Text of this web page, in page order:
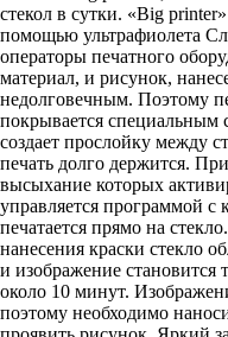
стекол в сутки. «Big
помощью ультрафиолета
операторы печатного
материал, и рисунок,
недолговечным. Поэтому
покрывается
создает прослойку между
печать долго держится.
высыхание которых
управляется программой
печатается прямо на
нанесения краски стекло
и изображение становится
около 10 минут.
поэтому необходимо